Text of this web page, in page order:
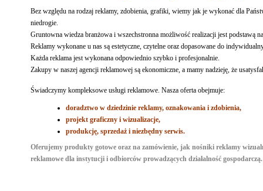
Bez względu na rodzaj reklamy, zdobienia, grafiki, wiemy jak je wykonać dla
niedrogie.
Gruntowna wiedza branżowa i wszechstronna możliwość realizacji jest podstawą
Reklamy wykonane u nas są estetyczne, czytelne oraz dopasowane do
Każda reklama jest wykonana odpowiednio szybko i profesjonalnie.
Zakupy w naszej agencji reklamowej są ekonomiczne, a mamy nadzieję, że
Świadczymy kompleksowe usługi reklamowe. Nasza oferta obejmuje:
doradztwo w dziedzinie reklamy, oznakowania i zdobienia,
projekt graficzny i wizualizacje,
produkcję, sprzedaż i niezbędny serwis.
Oferujemy produkty gotowe oraz na zamówienie, jak nośniki reklamy
reklamowe dla instytucji i odbiorców prowadzących działalność gospodarczą.